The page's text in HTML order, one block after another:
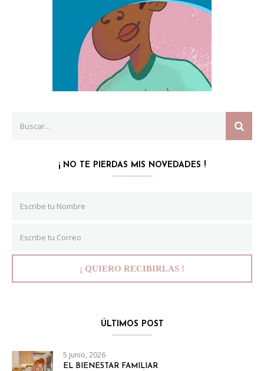
for:
¡ NO TE PIERDAS MIS NOVEDADES !
ÚLTIMOS POST
5 junio, 2026
EL BIENESTAR FAMILIAR